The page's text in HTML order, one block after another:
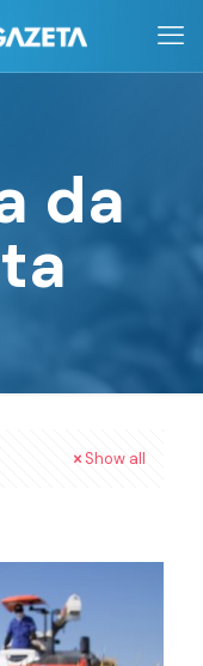
da
Show all